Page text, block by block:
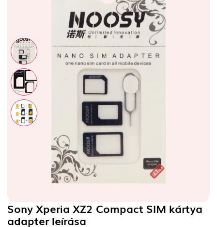
Sony Xperia XZ2 Compact SIM kártya
adapterleírása